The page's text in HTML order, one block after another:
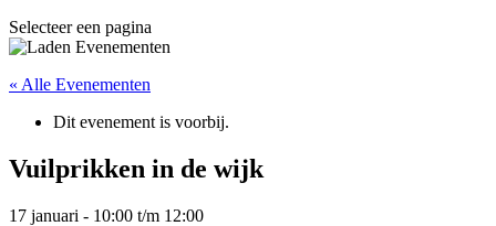
Selecteer een pagina
« Alle Evenementen
Dit evenement is voorbij.
Vuilprikken in de wijk
17 januari - 10:00 t/m 12:00